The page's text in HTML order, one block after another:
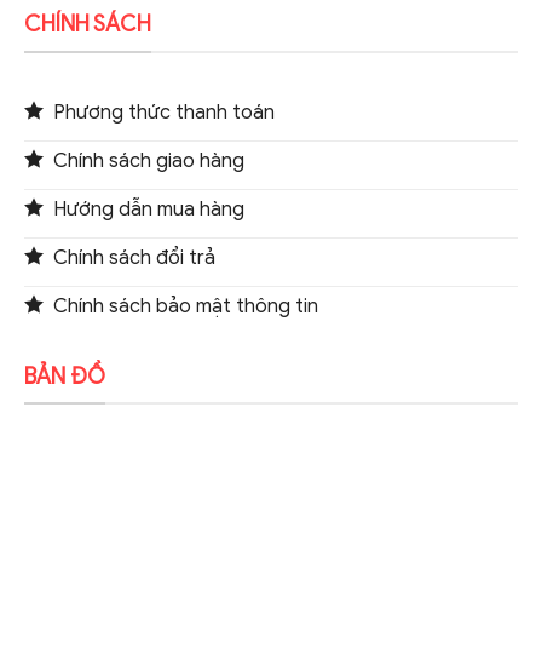
CHÍNH SÁCH
Phương thức thanh toán
Chính sách giao hàng
Hướng dẫn mua hàng
Chính sách đổi trả
Chính sách bảo mật thông tin
BẢN ĐỒ